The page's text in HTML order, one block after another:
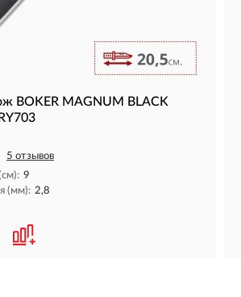
BOKER MAGNUM BLACK
5 отзывов
9
(мм): 2,8